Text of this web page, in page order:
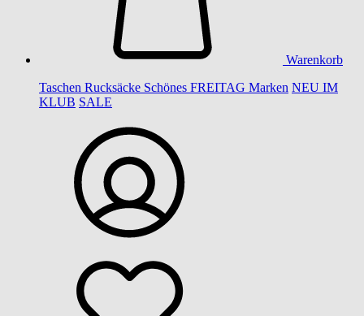
Warenkorb
Taschen Rucksäcke Schönes FREITAG Marken NEU IM
KLUB SALE